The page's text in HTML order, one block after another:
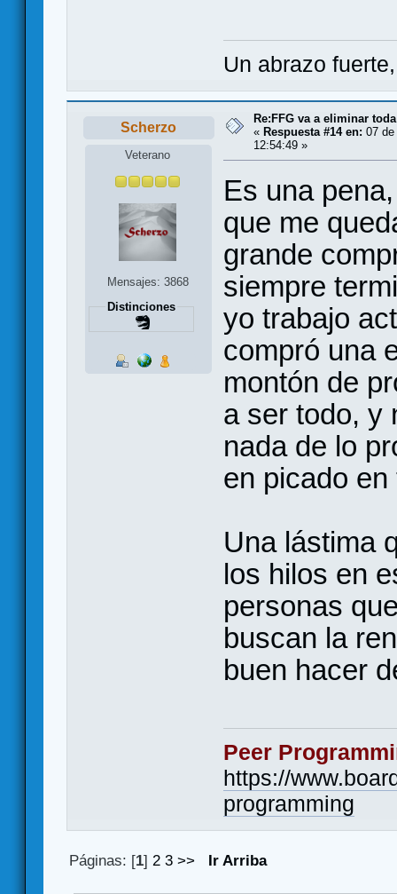
Un abrazo
Scherzo
Veterano
Mensajes: 3868
Distinciones
Re:FFG va a eliminar
« Respuesta #14 en: 07
12:54:49 »
Es una
que me
grande
siempre
yo trabajo
compró una
montón de
a ser todo, y
nada de lo
en picado
Una lástima
los hilos en
personas
buscan la
buen hacer
Peer
https://
programming
Páginas: [1] 2 3 >> Ir Arriba